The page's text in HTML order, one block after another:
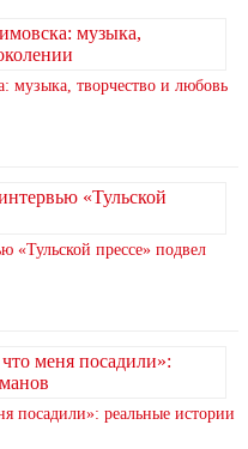
творчество и любовь
«Тульской прессе» подвел
посадили»: реальные истории